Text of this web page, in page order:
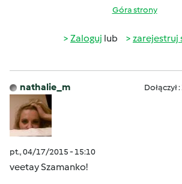
Góra strony
Zaloguj lub zarejestruj
nathalie_m Dołączył
pt., 04/17/2015 - 15:10
veetay Szamanko!